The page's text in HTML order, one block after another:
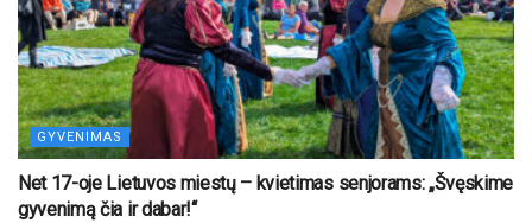
GYVENIMAS
Net 17-oje Lietuvos miestų – kvietimas senjorams: „Švęskime
gyvenimą čia ir dabar!“